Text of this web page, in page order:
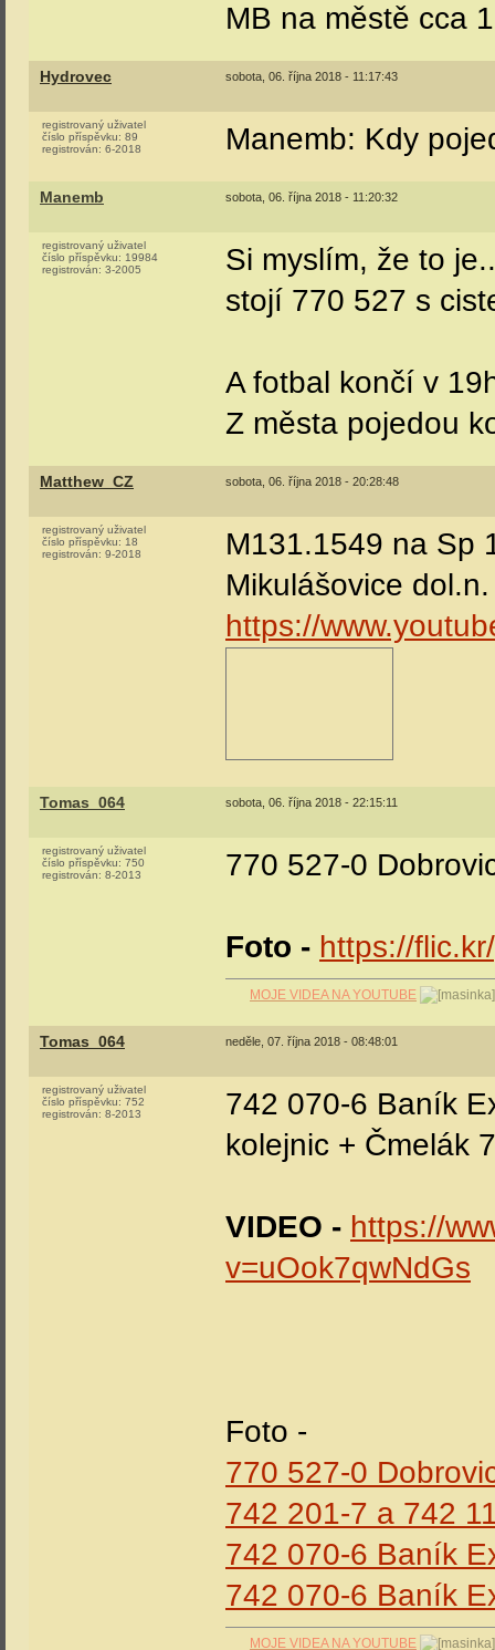
MB na městě cca
Hydrovec sobota, 06. října 2018 - 11:17:43
registrovaný uživatel
číslo příspěvku: 89
registrován: 6-2018 Manemb: Kdy
Manemb sobota, 06. října 2018 - 11:20:32
registrovaný uživatel
číslo příspěvku: 19984
registrován: 3-2005
Si myslím, že to
stojí 770 527 s
A fotbal končí v
Z města pojedou
Matthew_CZ sobota, 06. října 2018 - 20:28:48
registrovaný uživatel
číslo příspěvku: 18
registrován: 9-2018
M131.1549 na Sp
Mikulášovice
https://
Tomas_064 sobota, 06. října 2018 - 22:15:11
registrovaný uživatel
číslo příspěvku: 750
registrován: 8-2013 770 527-0
Foto - https://
MOJE VIDEA NA YOUTUBE
Tomas_064 neděle, 07. října 2018 - 08:48:01
registrovaný uživatel
číslo příspěvku: 752
registrován: 8-2013
742 070-6 Baník
kolejnic + Čmelák
VIDEO - https://
v=uOok7qwNdGs
Foto -
770 527-0
742 201-7 a 742
742 070-6 Baník
742 070-6 Baník
MOJE VIDEA NA YOUTUBE